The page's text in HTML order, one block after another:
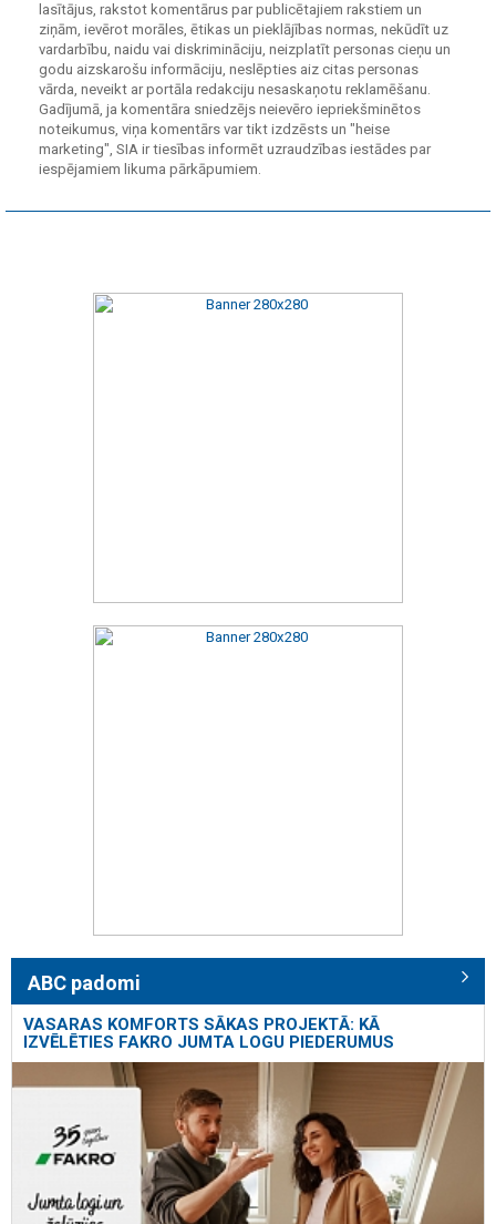
lasītājus, rakstot komentārus par publicētajiem rakstiem un
ziņām, ievērot morāles, ētikas un pieklājības normas, nekūdīt uz
vardarbību, naidu vai diskrimināciju, neizplatīt personas cieņu un
godu aizskarošu informāciju, neslēpties aiz citas personas
vārda, neveikt ar portāla redakciju nesaskaņotu reklamēšanu.
Gadījumā, ja komentāra sniedzējs neievēro iepriekšminētos
noteikumus, viņa komentārs var tikt izdzēsts un "heise
marketing", SIA ir tiesības informēt uzraudzības iestādes par
iespējamiem likuma pārkāpumiem.
ABC padomi
VASARAS KOMFORTS SĀKAS PROJEKTĀ: KĀ
IZVĒLĒTIES FAKRO JUMTA LOGU PIEDERUMUS